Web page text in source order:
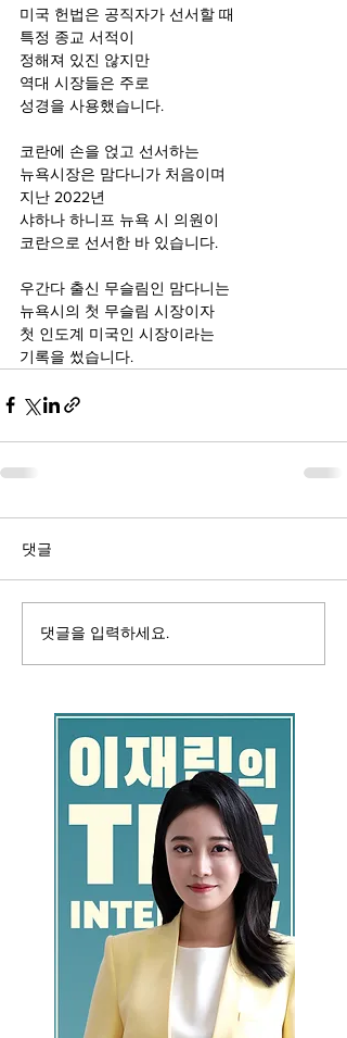
미국 헌법은 공직자가 선서할 때
특정 종교 서적이
정해져 있진 않지만
역대 시장들은 주로
성경을 사용했습니다.
코란에 손을 얹고 선서하는
뉴욕시장은 맘다니가 처음이며
지난 2022년
샤하나 하니프 뉴욕 시 의원이
코란으로 선서한 바 있습니다.
우간다 출신 무슬림인 맘다니는
뉴욕시의 첫 무슬림 시장이자
첫 인도계 미국인 시장이라는
기록을 썼습니다.
댓글
댓글을 입력하세요.